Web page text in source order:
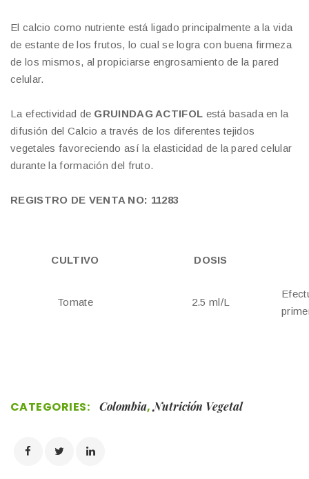
El calcio como nutriente está ligado principalmente a la vida
de estante de los frutos, lo cual se logra con buena firmeza
de los mismos, al propiciarse engrosamiento de la pared
celular.
La efectividad de GRUINDAG ACTIFOL está basada en la
difusión del Calcio a través de los diferentes tejidos
vegetales favoreciendo así la elasticidad de la pared celular
durante la formación del fruto.
REGISTRO DE VENTA NO: 11283
CULTIVO DOSIS
Tomate 2.5 ml/L
CATEGORIES: Colombia,Nutrición Vegetal